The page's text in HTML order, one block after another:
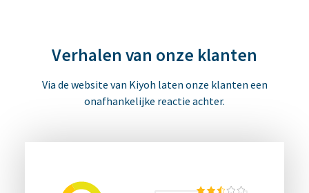
Verhalen van onze klanten
Via de website van Kiyoh laten onze klanten een
onafhankelijke reactie achter.